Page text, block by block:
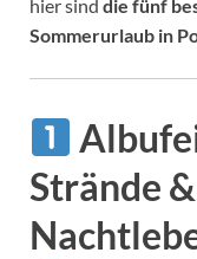
hier sind die fünf
Sommerurlaub in
Strände